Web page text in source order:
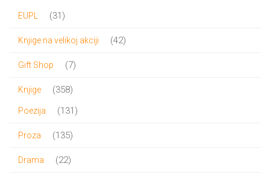
EUPL 31 31
Knjige na velikoj akciji 4242
Gift Shop 77
Knjige 358358
proizvoda
Poezija 131 131
Proza 135135
Drama 2222